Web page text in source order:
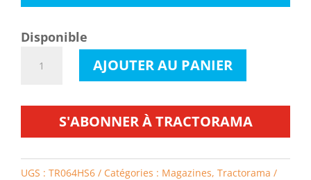
Disponible
AJOUTER AU PANIER
S'ABONNER À TRACTORAMA
UGS : TR064HS6 Catégories : Magazines, Tractorama